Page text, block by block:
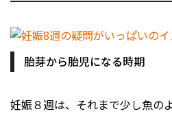
胎芽から胎児になる時期
妊娠８週は、それまで少し魚の